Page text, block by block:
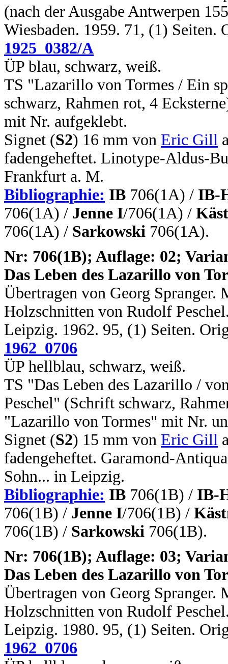
(nach der Ausgabe Antwerpen
Wiesbaden. 1959. 71, (1) Seiten.
1925_0382/A
ÜP blau, schwarz, weiß.
TS "Lazarillo von Tormes / Ein
schwarz, Rahmen rot, 4
mit Nr. aufgeklebt.
Signet (S2) 16 mm von Eric Gill
fadengeheftet. Linotype-Aldus-
Frankfurt a. M.
Bibliographie: IB 706(1A) / IB-
706(1A) / Jenne I/706(1A) /
706(1A) / Sarkowski 706(1A).
Nr: 706(1B); Auflage: 02;
Das Leben des Lazarillo von
Übertragen von Georg
Holzschnitten von Rudolf
Leipzig. 1962. 95, (1) Seiten.
1962_0706
ÜP hellblau, schwarz, weiß.
TS "Das Leben des Lazarillo /
Peschel" (Schrift schwarz,
"Lazarillo von Tormes" mit Nr.
Signet (S2) 15 mm von Eric Gill
fadengeheftet. Garamond-
Sohn... in Leipzig.
Bibliographie: IB 706(1B) / IB-
706(1B) / Jenne I/706(1B) /
706(1B) / Sarkowski 706(1B).
Nr: 706(1B); Auflage: 03;
Das Leben des Lazarillo von
Übertragen von Georg
Holzschnitten von Rudolf
Leipzig. 1980. 95, (1) Seiten.
1962_0706